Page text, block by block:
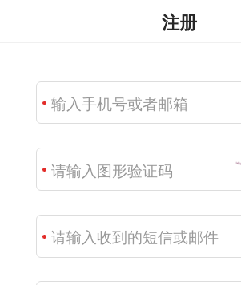
注册